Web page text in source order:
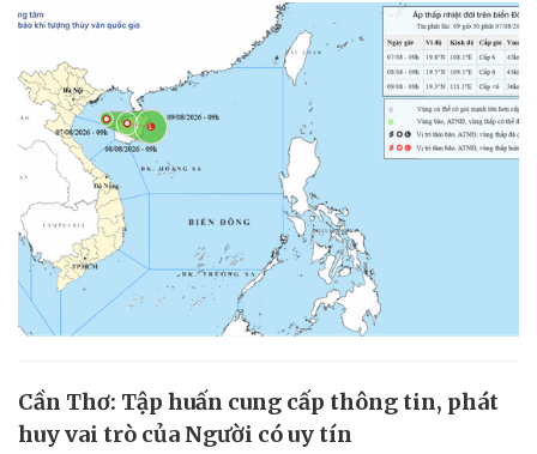
Cần Thơ: Tập huấn cung cấp thông tin, phát
huy vai trò của Người có uy tín